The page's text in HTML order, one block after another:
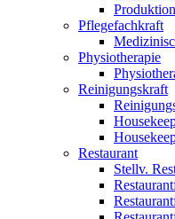
Pflegefachkraft
Physiotherapie
Reinigungskraft
Restaurant
Stellv.